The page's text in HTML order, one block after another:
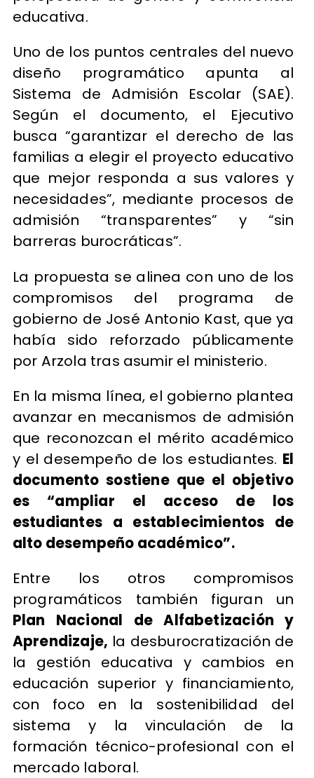
educativa.
Uno de los puntos centrales del nuevo
diseño programático apunta al
Sistema de Admisión Escolar (SAE).
Según el documento, el Ejecutivo
busca “garantizar el derecho de las
familias a elegir el proyecto educativo
que mejor responda a sus valores y
necesidades”, mediante procesos de
admisión “transparentes” y “sin
barreras burocráticas”.
La propuesta se alinea con uno de los
compromisos del programa de
gobierno de José Antonio Kast, que ya
había sido reforzado públicamente
por Arzola tras asumir el ministerio.
En la misma línea, el gobierno plantea
avanzar en mecanismos de admisión
que reconozcan el mérito académico
y el desempeño de los estudiantes. El
documento sostiene que el objetivo
es “ampliar el acceso de los
estudiantes a establecimientos de
alto desempeño académico”.
Entre los otros compromisos
programáticos también figuran un
Plan Nacional de Alfabetización y
Aprendizaje, la desburocratización de
la gestión educativa y cambios en
educación superior y financiamiento,
con foco en la sostenibilidad del
sistema y la vinculación de la
formación técnico-profesional con el
mercado laboral.